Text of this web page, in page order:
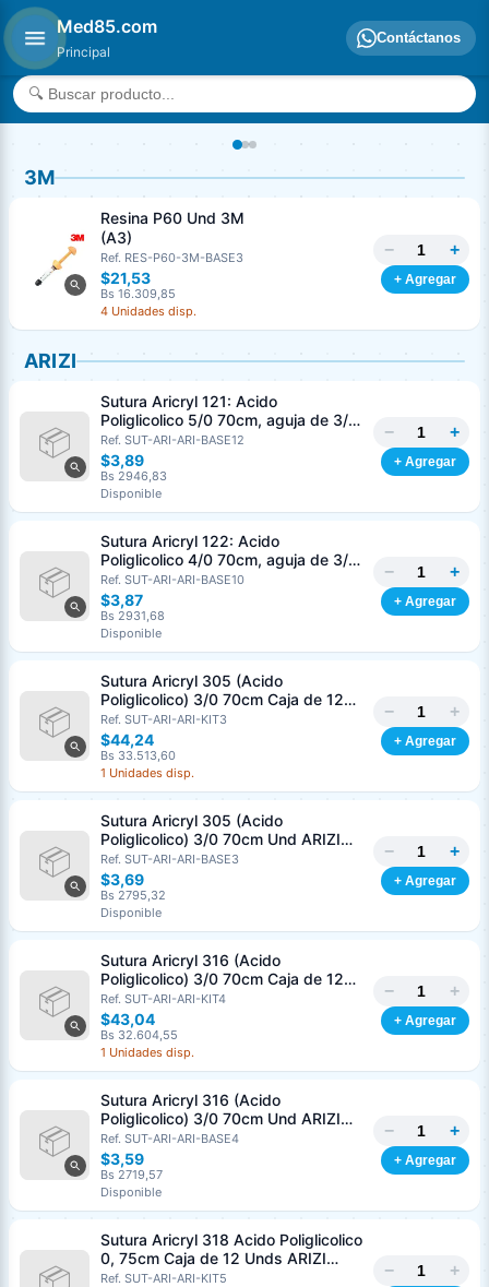
Med85.com
Principal
Contáctanos
3M
Resina P60 Und 3M
(A3)
Ref. RES-P60-3M-BASE3
$21,53
Bs 16.309,85
4 Unidades disp.
− +
+ Agregar
ARIZI
Sutura Aricryl 121: Acido
Poliglicolico 5/0 70cm, aguja de 3/8
Corte Inverso 19mm Und ARIZI
Absorbible
Ref. SUT-ARI-ARI-BASE12
$3,89
Bs 2946,83
Disponible
− +
+ Agregar
Sutura Aricryl 122: Acido
Poliglicolico 4/0 70cm, aguja de 3/8
Corte Inverso 19mm Und ARIZI
Absorbible
Ref. SUT-ARI-ARI-BASE10
$3,87
Bs 2931,68
Disponible
− +
+ Agregar
Sutura Aricryl 305 (Acido
Poliglicolico) 3/0 70cm Caja de 12
Unds ARIZI Aguja de 1/2 Circulo
Punta Conica 17mm
Ref. SUT-ARI-ARI-KIT3
$44,24
Bs 33.513,60
1 Unidades disp.
− +
+ Agregar
Sutura Aricryl 305 (Acido
Poliglicolico) 3/0 70cm Und ARIZI
Aguja de 1/2 Circulo Punta Conica
17mm
Ref. SUT-ARI-ARI-BASE3
$3,69
Bs 2795,32
Disponible
− +
+ Agregar
Sutura Aricryl 316 (Acido
Poliglicolico) 3/0 70cm Caja de 12
Unds ARIZI Aguja de 1/2 Circulo
Punta Conica 26mm
Ref. SUT-ARI-ARI-KIT4
$43,04
Bs 32.604,55
1 Unidades disp.
− +
+ Agregar
Sutura Aricryl 316 (Acido
Poliglicolico) 3/0 70cm Und ARIZI
Aguja de 1/2 Circulo Punta Conica
26mm
Ref. SUT-ARI-ARI-BASE4
$3,59
Bs 2719,57
Disponible
− +
+ Agregar
Sutura Aricryl 318 Acido Poliglicolico
0, 75cm Caja de 12 Unds ARIZI
Aguja de 1/2 Punta Cónica 26mm
Ref. SUT-ARI-ARI-KIT5 − +